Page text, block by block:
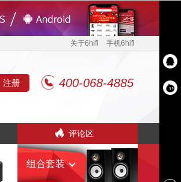
关于6hifi 手机6hifi
注册 400-068-4885
评论区
组合套装